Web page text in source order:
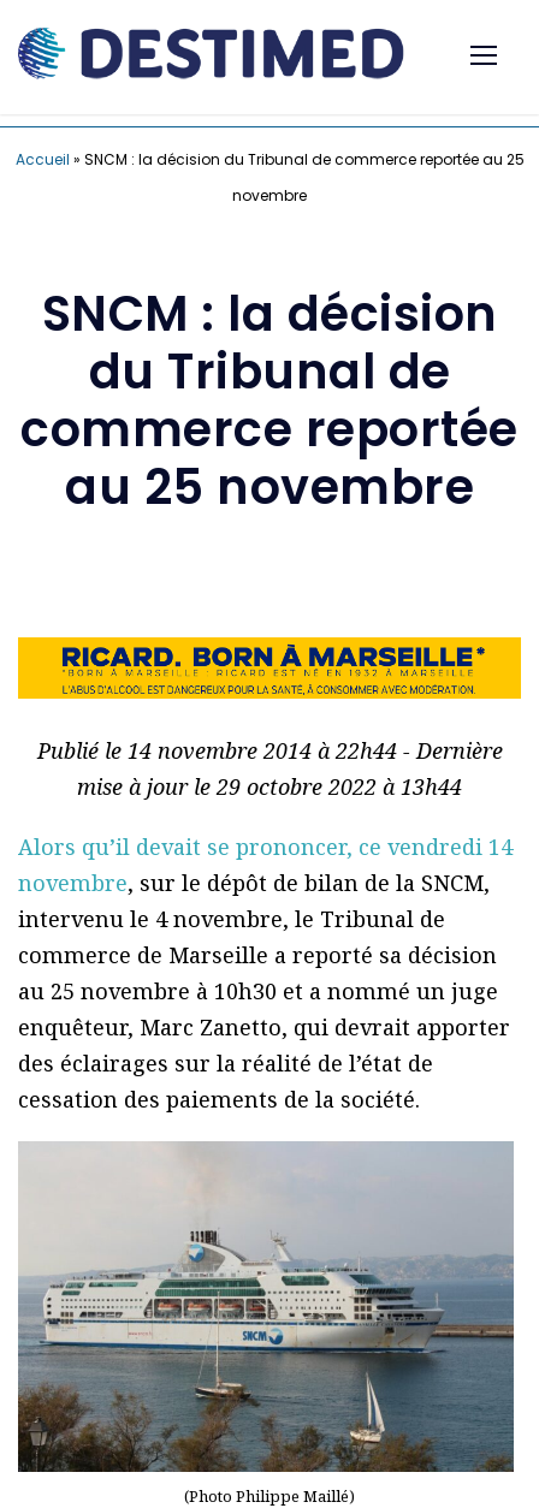
Accueil » SNCM : la décision du Tribunal de commerce reportée au 25
novembre
SNCM : la décision
du Tribunal de
commerce reportée
au 25 novembre
Publié le 14 novembre 2014 à 22h44 - Dernière
mise à jour le 29 octobre 2022 à 13h44
Alors qu’il devait se prononcer, ce vendredi 14
novembre, sur le dépôt de bilan de la SNCM,
intervenu le 4 novembre, le Tribunal de
commerce de Marseille a reporté sa décision
au 25 novembre à 10h30 et a nommé un juge
enquêteur, Marc Zanetto, qui devrait apporter
des éclairages sur la réalité de l’état de
cessation des paiements de la société.
(Photo Philippe Maillé)